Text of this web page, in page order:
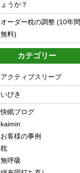
ょうか？
オーダー枕の調整 (10年間
無料)
カテゴリー
アクティブスリープ
いびき
快眠ブログ
kaimin
お客様の事例
枕
無呼吸